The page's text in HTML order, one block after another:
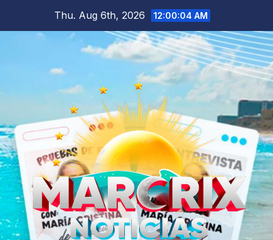
Thu. Aug 6th, 2026 12:00:06 AM